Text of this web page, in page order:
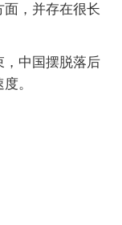
，并存在很长
，中国摆脱落后
。